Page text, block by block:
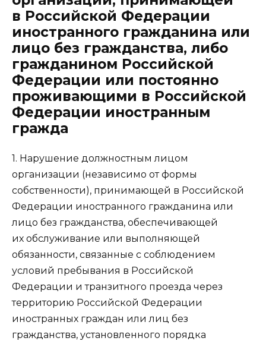
в Российской Федерации
иностранного гражданина или
лицо без гражданства, либо
гражданином Российской
Федерации или постоянно
проживающими в Российской
Федерации иностранным
гражда
1. Нарушение должностным лицом
организации (независимо от формы
собственности), принимающей в Российской
Федерации иностранного гражданина или
лицо без гражданства, обеспечивающей
их обслуживание или выполняющей
обязанности, связанные с соблюдением
условий пребывания в Российской
Федерации и транзитного проезда через
территорию Российской Федерации
иностранных граждан или лиц без
гражданства, установленного порядка